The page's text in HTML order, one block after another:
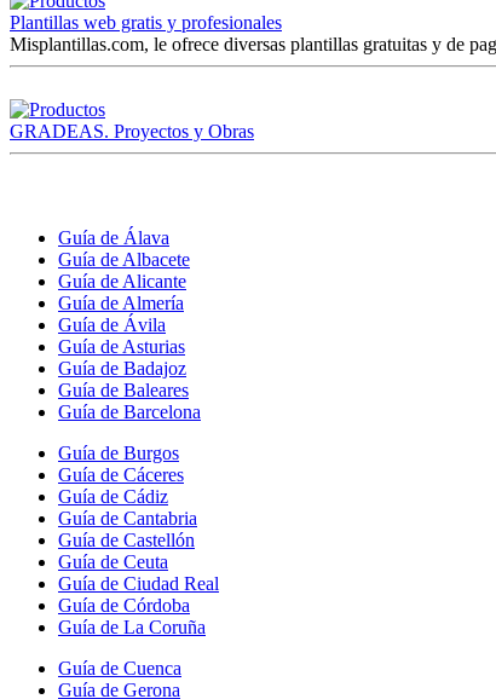
Plantillas web gratis y profesionales
Misplantillas.com, le ofrece diversas plantillas gratuitas y de
GRADEAS. Proyectos y Obras
Guía de Álava
Guía de Albacete
Guía de Alicante
Guía de Almería
Guía de Ávila
Guía de Asturias
Guía de Badajoz
Guía de Baleares
Guía de Barcelona
Guía de Burgos
Guía de Cáceres
Guía de Cádiz
Guía de Cantabria
Guía de Castellón
Guía de Ceuta
Guía de Ciudad Real
Guía de Córdoba
Guía de La Coruña
Guía de Cuenca
Guía de Gerona